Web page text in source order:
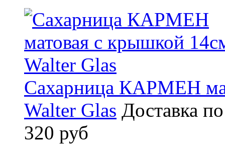
Сахарница КАРМЕН
Walter Glas Доставка
320 руб